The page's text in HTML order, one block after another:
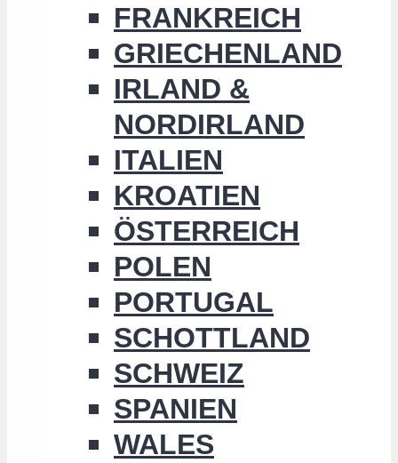
FRANKREICH
GRIECHENLAND
IRLAND &
NORDIRLAND
ITALIEN
KROATIEN
ÖSTERREICH
POLEN
PORTUGAL
SCHOTTLAND
SCHWEIZ
SPANIEN
WALES